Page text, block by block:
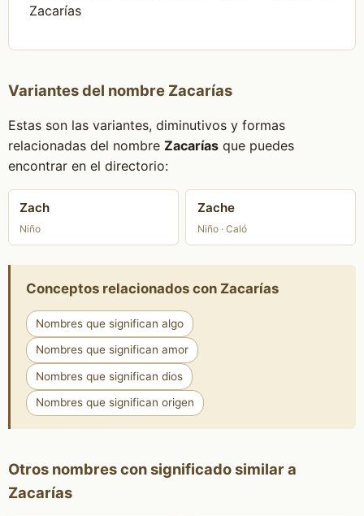
Zacarías
Variantes del nombre Zacarías
Estas son las variantes, diminutivos y formas
relacionadas del nombre Zacaríasque puedes
encontrar en el directorio:
Zach
Niño
Zache
Niño · Caló
Conceptos relacionados con Zacarías
Nombres que significan algo
Nombres que significan amor
Nombres que significan dios
Nombres que significan origen
Otros nombres con significado similar a
Zacarías